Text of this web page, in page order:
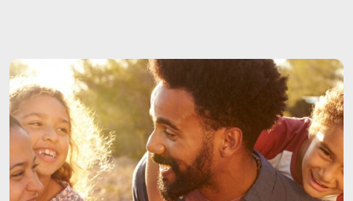
Seguros da MAG: descubra os benefícios